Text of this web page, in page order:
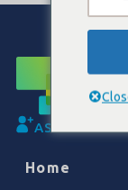
ASSOCIE-SE
Home